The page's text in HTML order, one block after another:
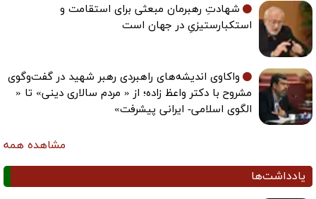
شهادتِ رهبرمان مبعثی برای استقامت و
استکبارستیزیِ در جهان است
واکاوی اندیشه‌های راهبردی رهبر شهید در گفت‌وگوی
مشروح با دکتر واعظ زاده؛ از « مردم سالاری دینی» تا «
الگوی اسلامی- ایرانی پیشرفت»
مشاهده همه
یادداشت‌ها